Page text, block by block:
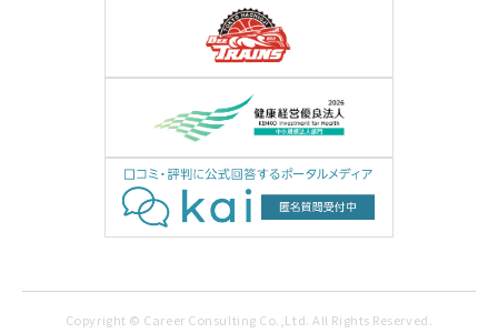
Copyright © Career Consulting Co.,Ltd. All Rights Reserved.